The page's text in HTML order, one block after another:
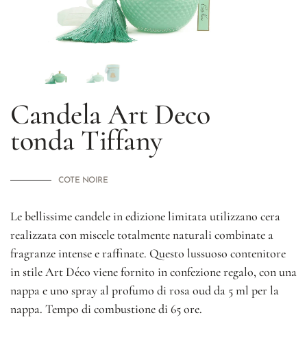
Candela Art Deco
tonda Tiffany
COTE NOIRE
Le bellissime candele in edizione limitata utilizzano cera
realizzata con miscele totalmente naturali combinate a
fragranze intense e raffinate. Questo lussuoso contenitore
in stile Art Déco viene fornito in confezione regalo, con una
nappa e uno spray al profumo di rosa oud da 5 ml per la
nappa. Tempo di combustione di 65 ore.